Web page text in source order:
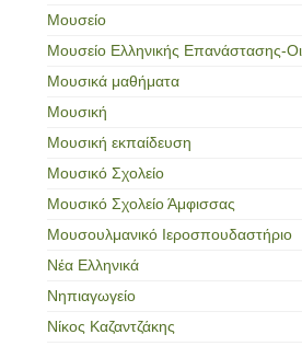
Μουσείο
Μουσείο Ελληνικής Επανάστασης-
Μουσικά μαθήματα
Μουσική
Μουσική εκπαίδευση
Μουσικό Σχολείο
Μουσικό Σχολείο Άμφισσας
Μουσουλμανικό Ιεροσπουδαστήριο
Νέα Ελληνικά
Νηπιαγωγείο
Νίκος Καζαντζάκης